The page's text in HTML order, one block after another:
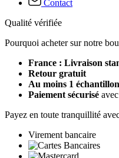
Contact
Qualité vérifiée
Pourquoi acheter sur notre
France : Livraison
Retour gratuit
Au moins 1
Paiement sécurisé
Payez en toute tranquillité
Virement bancaire